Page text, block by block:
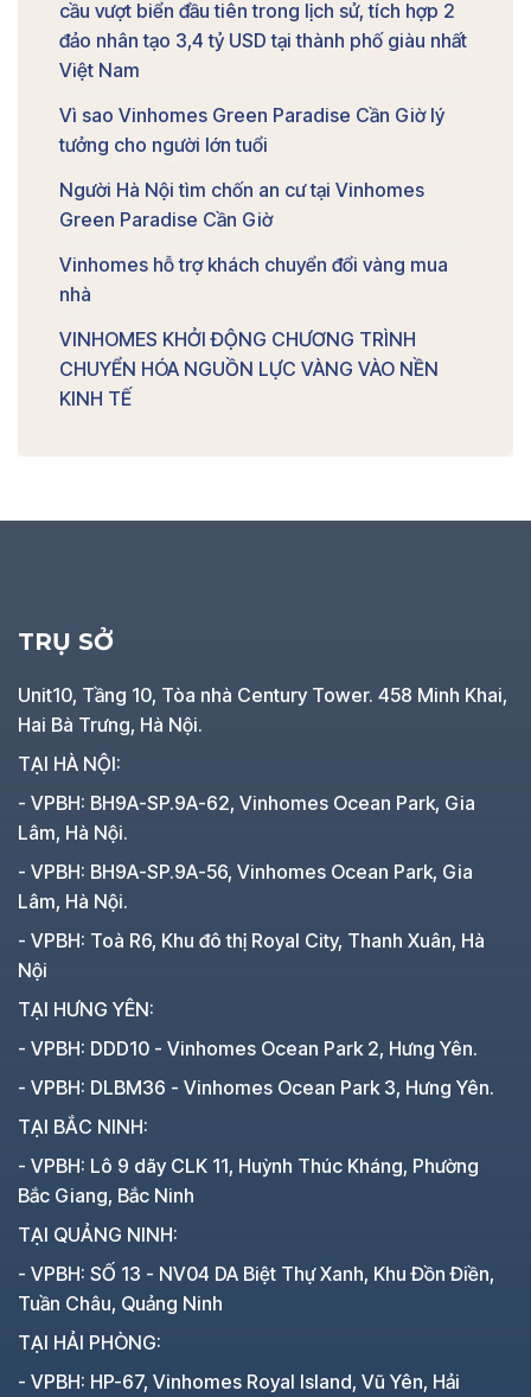
cầu vượt biển đầu tiên trong lịch sử, tích hợp 2
đảo nhân tạo 3,4 tỷ USD tại thành phố giàu nhất
Việt Nam
Vì sao Vinhomes Green Paradise Cần Giờ lý
tưởng cho người lớn tuổi
Người Hà Nội tìm chốn an cư tại Vinhomes
Green Paradise Cần Giờ
Vinhomes hỗ trợ khách chuyển đổi vàng mua
nhà
VINHOMES KHỞI ĐỘNG CHƯƠNG TRÌNH
CHUYỂN HÓA NGUỒN LỰC VÀNG VÀO NỀN
KINH TẾ
TRỤ SỞ
Unit10, Tầng 10, Tòa nhà Century Tower. 458 Minh Khai,
Hai Bà Trưng, Hà Nội.
TẠI HÀ NỘI:
- VPBH: BH9A-SP.9A-62, Vinhomes Ocean Park, Gia
Lâm, Hà Nội.
- VPBH: BH9A-SP.9A-56, Vinhomes Ocean Park, Gia
Lâm, Hà Nội.
- VPBH: Toà R6, Khu đô thị Royal City, Thanh Xuân, Hà
Nội
TẠI HƯNG YÊN:
- VPBH: DDD10 - Vinhomes Ocean Park 2, Hưng Yên.
- VPBH: DLBM36 - Vinhomes Ocean Park 3, Hưng Yên.
TẠI BẮC NINH:
- VPBH: Lô 9 dãy CLK 11, Huỳnh Thúc Kháng, Phường
Bắc Giang, Bắc Ninh
TẠI QUẢNG NINH:
- VPBH: SỐ 13 - NV04 DA Biệt Thự Xanh, Khu Đồn Điền,
Tuần Châu, Quảng Ninh
TẠI HẢI PHÒNG:
- VPBH: HP-67, Vinhomes Royal Island, Vũ Yên, Hải